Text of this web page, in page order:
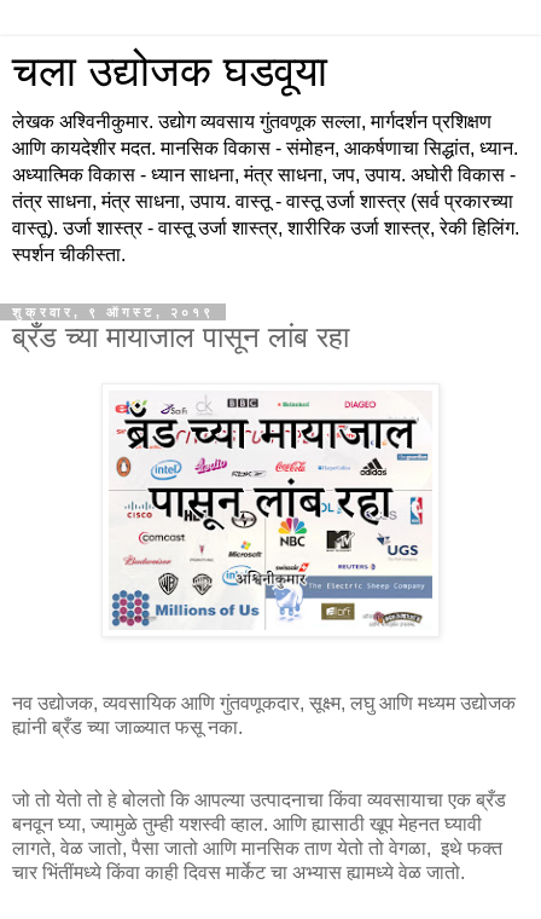
चला उद्योजक घडवूया
लेखक अश्विनीकुमार. उद्योग व्यवसाय गुंतवणूक सल्ला, मार्गदर्शन प्रशिक्षण
आणि कायदेशीर मदत. मानसिक विकास - संमोहन, आकर्षणाचा सिद्धांत, ध्यान.
अध्यात्मिक विकास - ध्यान साधना, मंत्र साधना, जप, उपाय. अघोरी विकास -
तंत्र साधना, मंत्र साधना, उपाय. वास्तू - वास्तू उर्जा शास्त्र (सर्व प्रकारच्या
वास्तू). उर्जा शास्त्र - वास्तू उर्जा शास्त्र, शारीरिक उर्जा शास्त्र, रेकी हिलिंग.
स्पर्शन चीकीस्ता.
शुक्रवार, ९ ऑगस्ट, २०१९
ब्रँड च्या मायाजाल पासून लांब रहा
नव उद्योजक, व्यवसायिक आणि गुंतवणूकदार, सूक्ष्म, लघु आणि मध्यम उद्योजक
ह्यांनी ब्रँड च्या जाळ्यात फसू नका.
जो तो येतो तो हे बोलतो कि आपल्या उत्पादनाचा किंवा व्यवसायाचा एक ब्रँड
बनवून घ्या, ज्यामुळे तुम्ही यशस्वी व्हाल. आणि ह्यासाठी खूप मेहनत घ्यावी
लागते, वेळ जातो, पैसा जातो आणि मानसिक ताण येतो तो वेगळा, इथे फक्त
चार भिंतींमध्ये किंवा काही दिवस मार्केट चा अभ्यास ह्यामध्ये वेळ जातो.